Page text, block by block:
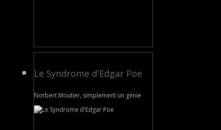
Le Syndrome d'Edgar Poe
Norbert Moutier, simplement un génie